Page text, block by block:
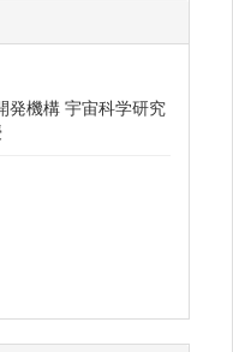
発機構 宇宙科学研究